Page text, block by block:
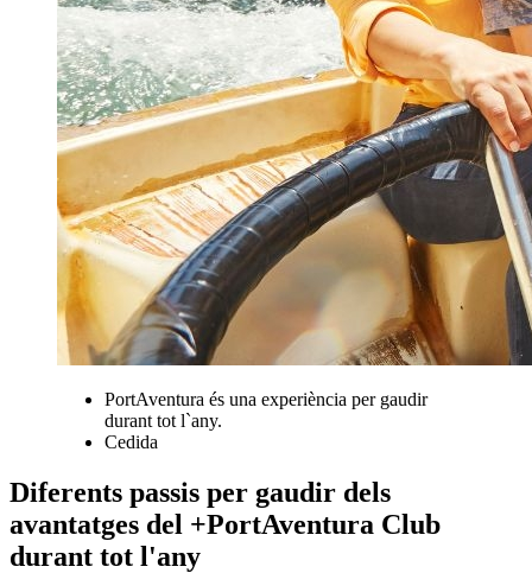
PortAventura és una experiència per gaudir
durant tot l`any.
Cedida
Diferents passis per gaudir dels
avantatges del +PortAventura Club
durant tot l'any